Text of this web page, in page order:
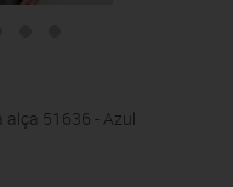
51636 - Azul